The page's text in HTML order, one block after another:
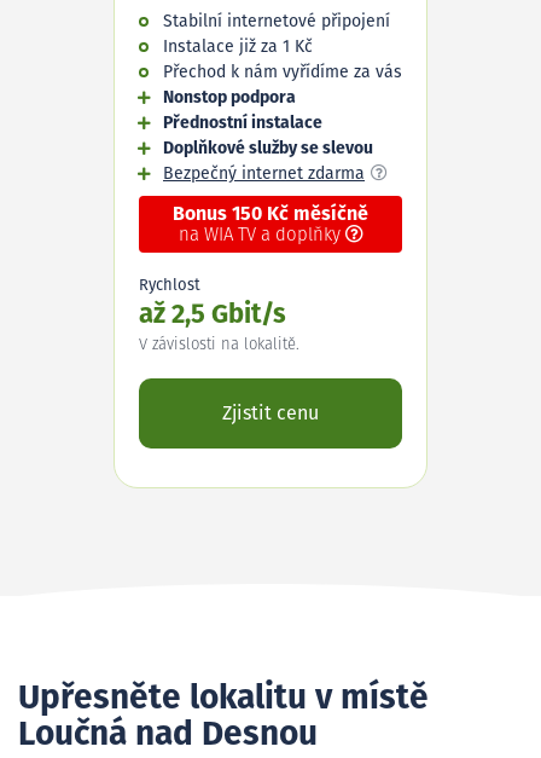
Stabilní internetové připojení
Instalace již za 1 Kč
Přechod k nám vyřídíme za vás
Nonstop podpora
Přednostní instalace
Doplňkové služby se slevou
Bezpečný internet zdarma
Bonus 150 Kč měsíčně
na WIA TV a doplňky
Rychlost
až 2,5 Gbit/s
V závislosti na lokalitě.
Zjistit cenu
Upřesněte lokalitu v místě
Loučná nad Desnou